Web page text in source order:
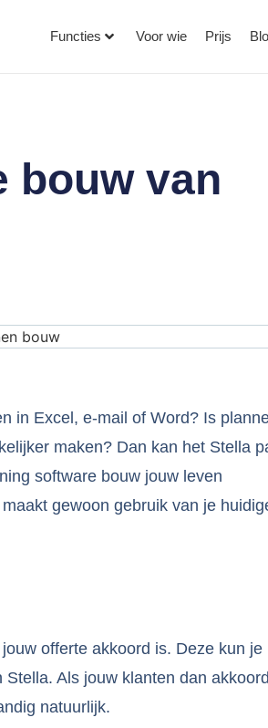
Functies Voor wie Prijs
bouw van
in Excel, e-mail of Word? Is
maken? Dan kan het Stella
software bouw jouw leven
gewoon gebruik van je
offerte akkoord is. Deze kun je
Als jouw klanten dan
natuurlijk.